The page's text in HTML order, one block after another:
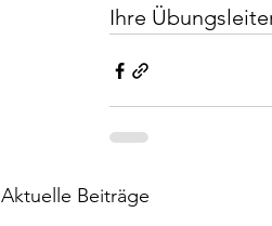
Ihre
Aktuelle Beiträge